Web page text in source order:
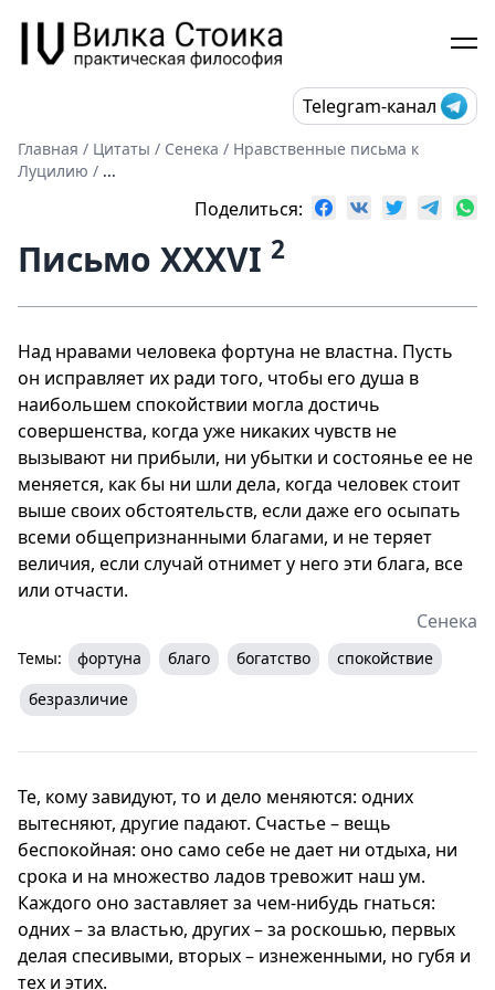
Telegram-канал
Главная / Цитаты / Сенека / Нравственные письма к
Луцилию / ...
Поделиться:
Письмо XXXVI 2
Над нравами человека фортуна не властна. Пусть
он исправляет их ради того, чтобы его душа в
наибольшем спокойствии могла достичь
совершенства, когда уже никаких чувств не
вызывают ни прибыли, ни убытки и состоянье ее не
меняется, как бы ни шли дела, когда человек стоит
выше своих обстоятельств, если даже его осыпать
всеми общепризнанными благами, и не теряет
величия, если случай отнимет у него эти блага, все
или отчасти.
Сенека
Темы: фортуна благо богатство
спокойствие
безразличие
Те, кому завидуют, то и дело меняются: одних
вытесняют, другие падают. Счастье – вещь
беспокойная: оно само себе не дает ни отдыха, ни
срока и на множество ладов тревожит наш ум.
Каждого оно заставляет за чем-нибудь гнаться:
одних – за властью, других – за роскошью, первых
делая спесивыми, вторых – изнеженными, но губя и
тех и этих.